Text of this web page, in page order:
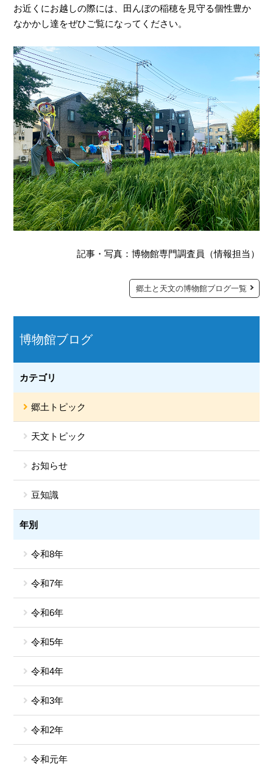
博物館ブログ
カテゴリ
郷土トピック
天文トピック
お知らせ
豆知識
年別
令和8年
令和7年
令和6年
令和5年
令和4年
令和3年
令和2年
令和元年
お近くにお越しの際には、田んぼの稲穂を見守る個性豊か
なかかし達をぜひご覧になってください。
記事・写真：博物館専門調査員（情報担当）
郷土と天文の博物館ブログ一覧